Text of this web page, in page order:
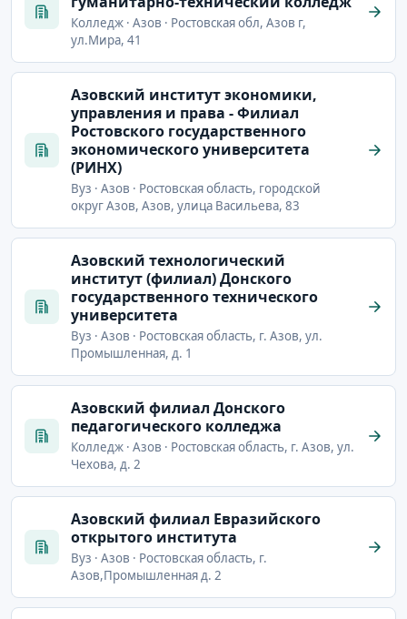
Колледж · Азов · Ростовская обл, Азов г,
ул.Мира, 41
Азовский институт экономики,
управления и права - Филиал
Ростовского государственного
экономического университета
(РИНХ)
Вуз · Азов · Ростовская область, городской
округ Азов, Азов, улица Васильева, 83
Азовский технологический
институт (филиал) Донского
государственного технического
университета
Вуз · Азов · Ростовская область, г. Азов, ул.
Промышленная, д. 1
Азовский филиал Донского
педагогического колледжа
Колледж · Азов · Ростовская область, г. Азов, ул.
Чехова, д. 2
Азовский филиал Евразийского
открытого института
Вуз · Азов · Ростовская область, г.
Азов,Промышленная д. 2